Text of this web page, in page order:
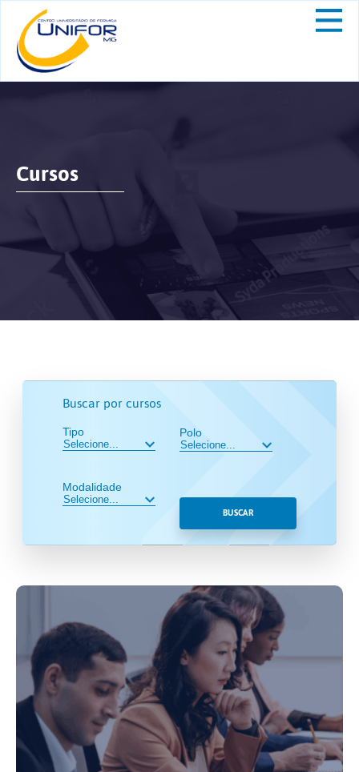
Cursos
Buscar por cursos
Tipo
Modalidade
Polo
BUSCAR